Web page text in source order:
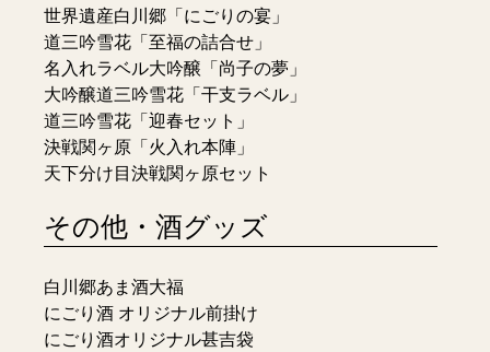
世界遺産白川郷「にごりの宴」
道三吟雪花「至福の詰合せ」
名入れラベル大吟醸「尚子の夢」
大吟醸道三吟雪花「干支ラベル」
道三吟雪花「迎春セット」
決戦関ヶ原「火入れ本陣」
天下分け目決戦関ヶ原セット
その他・酒グッズ
白川郷あま酒大福
にごり酒 オリジナル前掛け
にごり酒オリジナル甚吉袋